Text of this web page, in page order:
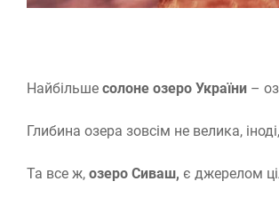
Найбільше солоне озеро України –
Глибина озера зовсім не велика,
Та все ж, озеро Сиваш, є джерелом